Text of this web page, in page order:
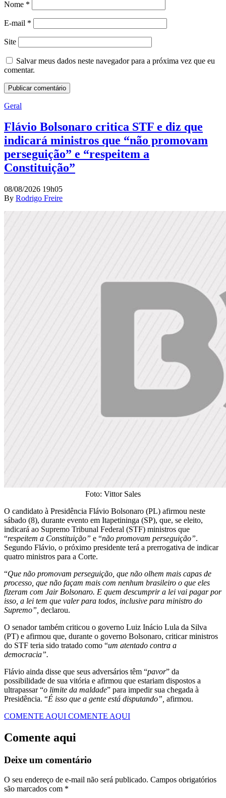
Nome *
E-mail *
Site
Salvar meus dados neste navegador para a próxima vez que eu
comentar.
Geral
Flávio Bolsonaro critica STF e diz que
indicará ministros que “não promovam
perseguição” e “respeitem a
Constituição”
08/08/2026 19h05
By Rodrigo Freire
Foto: Vittor Sales
O candidato à Presidência Flávio Bolsonaro (PL) afirmou neste
sábado (8), durante evento em Itapetininga (SP), que, se eleito,
indicará ao Supremo Tribunal Federal (STF) ministros que
“respeitem a Constituição” e “não promovam perseguição”.
Segundo Flávio, o próximo presidente terá a prerrogativa de indicar
quatro ministros para a Corte.
“Que não promovam perseguição, que não olhem mais capas de
processo, que não façam mais com nenhum brasileiro o que eles
fizeram com Jair Bolsonaro. E quem descumprir a lei vai pagar por
isso, a lei tem que valer para todos, inclusive para ministro do
Supremo”, declarou.
O senador também criticou o governo Luiz Inácio Lula da Silva
(PT) e afirmou que, durante o governo Bolsonaro, criticar ministros
do STF teria sido tratado como “um atentado contra a
democracia”.
Flávio ainda disse que seus adversários têm “pavor” da
possibilidade de sua vitória e afirmou que estariam dispostos a
ultrapassar “o limite da maldade” para impedir sua chegada à
Presidência. “É isso que a gente está disputando”, afirmou.
COMENTE AQUI COMENTE AQUI
Comente aqui
Deixe um comentário
O seu endereço de e-mail não será publicado. Campos obrigatórios
são marcados com *